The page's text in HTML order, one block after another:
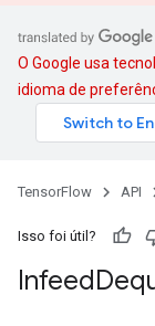
O Google usa
idioma de
TensorFlow API
Isso foi útil?
Infeed